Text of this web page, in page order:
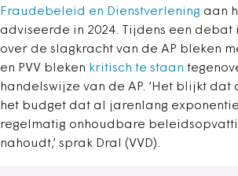
Fraudebeleid en Dienstverlening aan
adviseerde in 2024. Tijdens een debat
over de slagkracht van de AP bleken
en PVV bleken kritisch te staan
handelswijze van de AP. ‘Het blijkt dat
het budget dat al jarenlang
regelmatig onhoudbare
nahoudt,’ sprak Dral (VVD).